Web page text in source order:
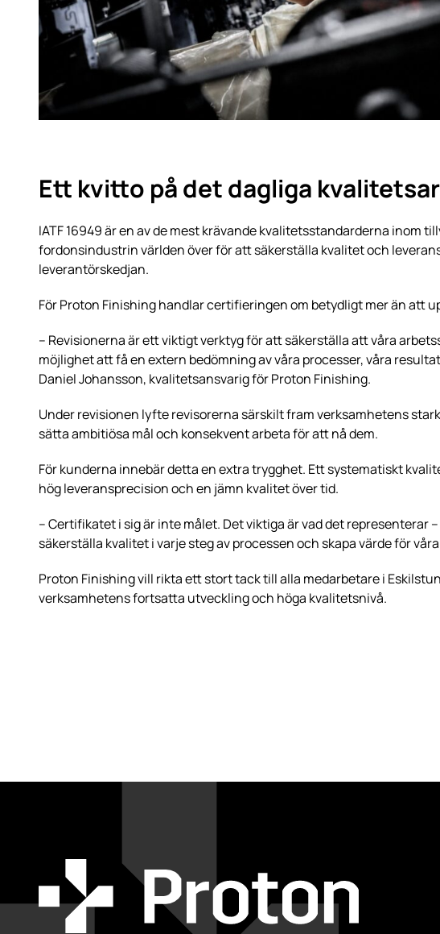
Ett kvitto på det dagliga
IATF 16949 är en av de mest krävande kvalitetsstandarderna inom
fordonsindustrin världen över för att säkerställa kvalitet och
leverantörskedjan.
För Proton Finishing handlar certifieringen om betydligt mer än att
– Revisionerna är ett viktigt verktyg för att säkerställa att våra
möjlighet att få en extern bedömning av våra processer, våra
Daniel Johansson, kvalitetsansvarig för Proton Finishing.
Under revisionen lyfte revisorerna särskilt fram verksamhetens
sätta ambitiösa mål och konsekvent arbeta för att nå dem.
För kunderna innebär detta en extra trygghet. Ett systematiskt
hög leveransprecision och en jämn kvalitet över tid.
– Certifikatet i sig är inte målet. Det viktiga är vad det representerar
säkerställa kvalitet i varje steg av processen och skapa värde för
Proton Finishing vill rikta ett stort tack till alla medarbetare i
verksamhetens fortsatta utveckling och höga kvalitetsnivå.